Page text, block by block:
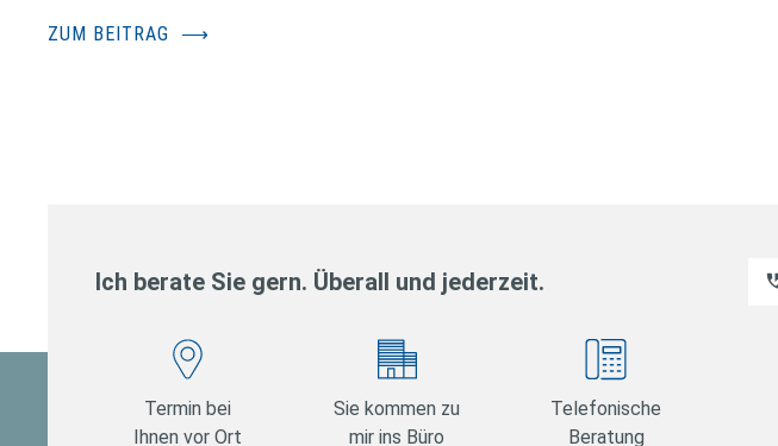
ZUM BEITRAG ⟶
Ich berate Sie gern. Überall und jederzeit.
Termin bei
Ihnen vor Ort
Sie kommen zu
mir ins Büro
Telefonische
Beratung